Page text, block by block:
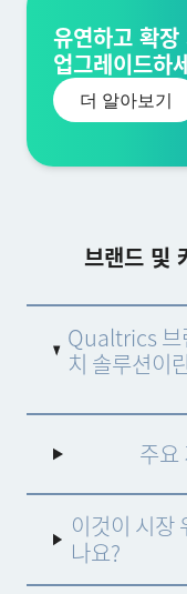
유연하고 확
업그레이드하
더 알아보기
브랜드 및
Qualtrics 브
치 솔루션이
당사의 브랜드 및
장에서 귀사의 브
어할 수 있도록
사이트를 수집함
니케이션을 어떻
수 있으므로 시장
을 내릴 수 있습니
주요
이것이 시장
나요?